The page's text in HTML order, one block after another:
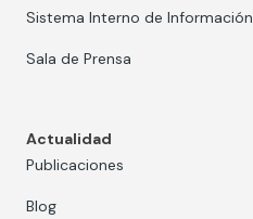
Sistema Interno de Información
Sala de Prensa
Actualidad
Publicaciones
Blog